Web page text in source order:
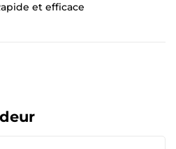
et efficace